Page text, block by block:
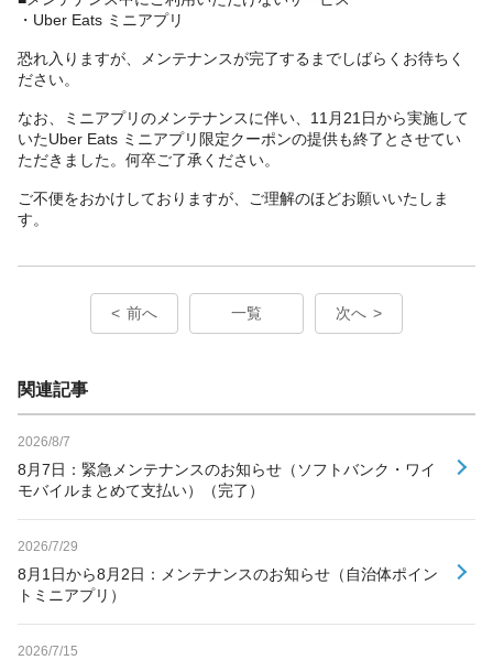
・Uber Eats ミニアプリ
恐れ入りますが、メンテナンスが完了するまでしばらくお待ちく
ださい。
なお、ミニアプリのメンテナンスに伴い、11月21日から実施して
いたUber Eats ミニアプリ限定クーポンの提供も終了とさせてい
ただきました。何卒ご了承ください。
ご不便をおかけしておりますが、ご理解のほどお願いいたしま
す。
前へ 一覧 次へ
関連記事
2026/8/7
8月7日：緊急メンテナンスのお知らせ（ソフトバンク・ワイ
モバイルまとめて支払い）（完了）
2026/7/29
8月1日から8月2日：メンテナンスのお知らせ（自治体ポイン
トミニアプリ）
2026/7/15